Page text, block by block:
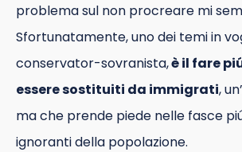
problema sul non procreare mi
Sfortunatamente, uno dei temi in
conservator-sovranista,è il fare
essere sostituiti da immigrati,
ma che prende piede nelle fasce
ignoranti della popolazione.